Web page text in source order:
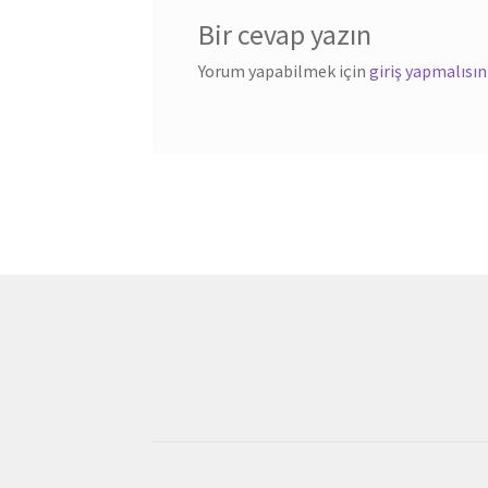
Bir cevap yazın
Yorum yapabilmek için giriş